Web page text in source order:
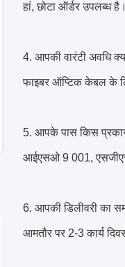
हां, छोटा ऑर्डर उपलब्ध
4. आपकी वारंटी अवधि
फाइबर ऑप्टिक केबल के
5. आपके पास किस
आईएसओ 9 001,
6. आपकी डिलीवरी का
आमतौर पर 2-3 कार्य